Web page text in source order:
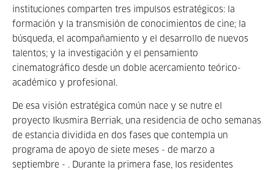
instituciones comparten tres impulsos estratégicos: la
formación y la transmisión de conocimientos de cine; la
búsqueda, el acompañamiento y el desarrollo de nuevos
talentos; y la investigación y el pensamiento
cinematográfico desde un doble acercamiento teórico-
académico y profesional.
De esa visión estratégica común nace y se nutre el
proyecto Ikusmira Berriak, una residencia de ocho semanas
de estancia dividida en dos fases que contempla un
programa de apoyo de siete meses - de marzo a
septiembre - . Durante la primera fase, los residentes